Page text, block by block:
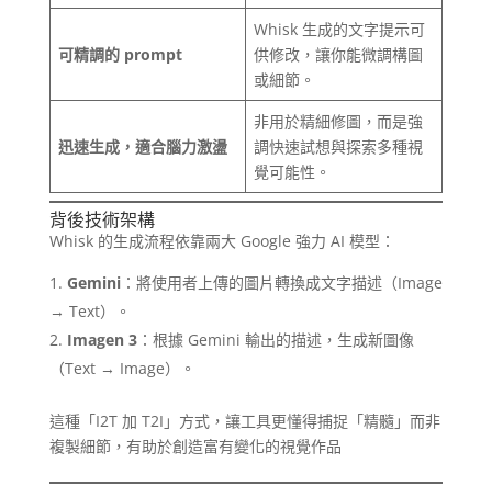
可精調的 prompt
Whisk 生成的文字提示可
供修改，讓你能微調構圖
或細節。
迅速生成，適合腦力激盪
非用於精細修圖，而是強
調快速試想與探索多種視
覺可能性。
背後技術架構
Whisk 的生成流程依靠兩大 Google 強力 AI 模型：
Gemini：將使用者上傳的圖片轉換成文字描述（Image
→ Text）。
Imagen 3：根據 Gemini 輸出的描述，生成新圖像
（Text → Image）。
這種「I2T 加 T2I」方式，讓工具更懂得捕捉「精髓」而非
複製細節，有助於創造富有變化的視覺作品